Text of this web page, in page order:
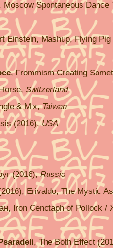
, Moscow Spontaneous
Einstein, Mashup, Flying
, Frommism Creating
Switzerland
& Mix,Taiwan
(2016),USA
(2016),Russia
Erivaldo, The Mystic
Iron Cenotaph of Pollock
, The Both Effect